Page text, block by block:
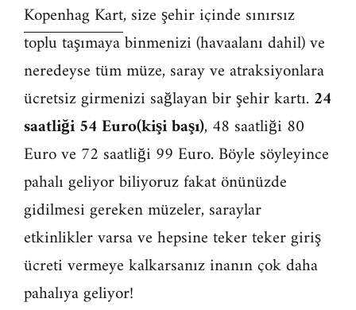
Kopenhag Kart, size şehir içinde sınırsız
toplu taşımaya binmenizi (havaalanı dahil) ve
neredeyse tüm müze, saray ve atraksiyonlara
ücretsiz girmenizi sağlayan bir şehir kartı.24
saatliği 54 Euro(kişi başı), 48 saatliği 80
Euro ve 72 saatliği 99 Euro. Böyle söyleyince
pahalı geliyor biliyoruz fakat önünüzde
gidilmesi gereken müzeler, saraylar
etkinlikler varsa ve hepsine teker teker giriş
ücreti vermeye kalkarsanız inanın çok daha
pahalıya geliyor!